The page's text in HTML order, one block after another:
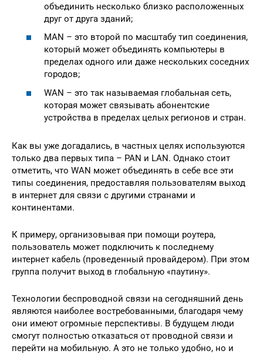
объединить несколько близко расположенных
друг от друга зданий;
MAN – это второй по масштабу тип соединения,
который может объединять компьютеры в
пределах одного или даже нескольких соседних
городов;
WAN – это так называемая глобальная сеть,
которая может связывать абонентские
устройства в пределах целых регионов и стран.
Как вы уже догадались, в частных целях используются
только два первых типа – PAN и LAN. Однако стоит
отметить, что WAN может объединять в себе все эти
типы соединения, предоставляя пользователям выход
в интернет для связи с другими странами и
континентами.
К примеру, организовывая при помощи роутера,
пользователь может подключить к последнему
интернет кабель (проведенный провайдером). При этом
группа получит выход в глобальную «паутину».
Технологии беспроводной связи на сегодняшний день
являются наиболее востребованными, благодаря чему
они имеют огромные перспективы. В будущем люди
смогут полностью отказаться от проводной связи и
перейти на мобильную. А это не только удобно, но и